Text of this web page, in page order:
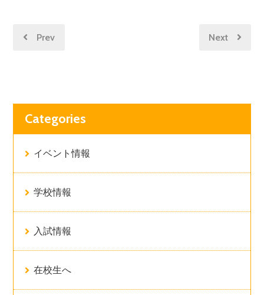
Prev Next
Categories
イベント情報
学校情報
入試情報
在校生へ